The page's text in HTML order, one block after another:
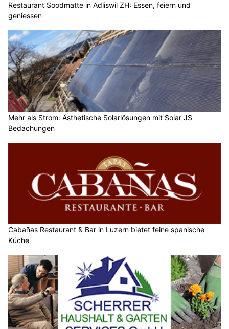
Restaurant Soodmatte in Adliswil ZH: Essen, feiern und
geniessen
Mehr als Strom: Ästhetische Solarlösungen mit Solar JS
Bedachungen
Cabañas Restaurant & Bar in Luzern bietet feine spanische
Küche